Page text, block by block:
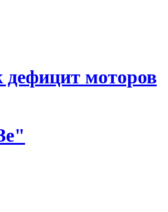
дефицит моторов